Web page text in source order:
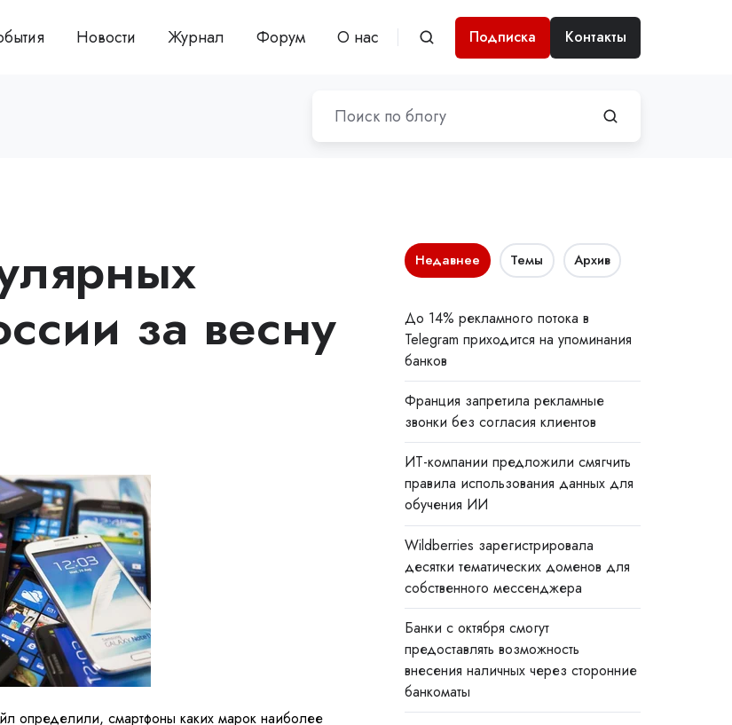
Новости Журнал Форум О нас Подписка Контакты
за весну
определили, смартфоны каких марок наиболее
Недавнее Темы Архив
До 14% рекламного потока в
Telegram приходится на упоминания
банков
Франция запретила рекламные
звонки без согласия клиентов
ИТ-компании предложили смягчить
правила использования данных для
обучения ИИ
Wildberries зарегистрировала
десятки тематических доменов для
собственного мессенджера
Банки с октября смогут
предоставлять возможность
внесения наличных через сторонние
банкоматы